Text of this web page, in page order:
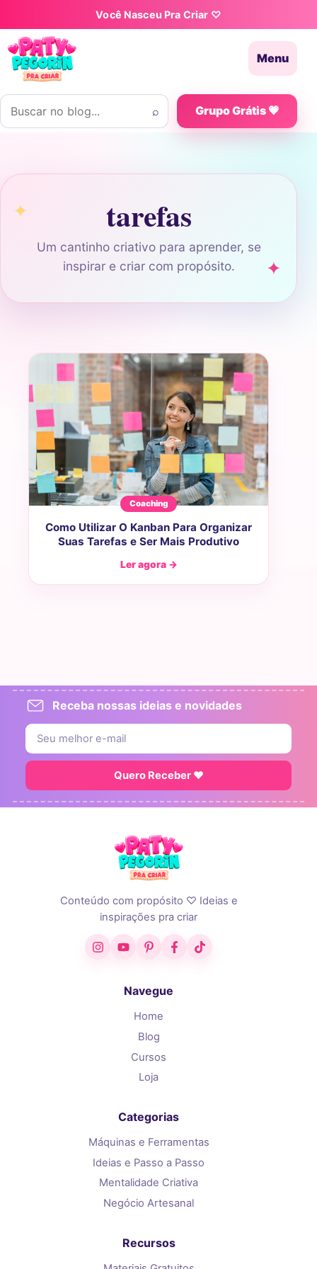
Pular para o conteúdoVocê Nasceu Pra Criar ♡
Menu
Buscar por:
⌕ Grupo Grátis 💗
tarefas
Um cantinho criativo para aprender, se
inspirar e criar com propósito.
Coaching
Como Utilizar O Kanban Para Organizar
Suas Tarefas e Ser Mais Produtivo
Ler agora →
Receba nossas ideias e novidades
Quero Receber ♥
Conteúdo com propósito ♡ Ideias e
inspirações pra criar
InstagramYouTubePinterestFacebook
TikTok
Navegue
Home
Blog
Cursos
Loja
Categorias
Máquinas e Ferramentas
Ideias e Passo a Passo
Mentalidade Criativa
Negócio Artesanal
Recursos